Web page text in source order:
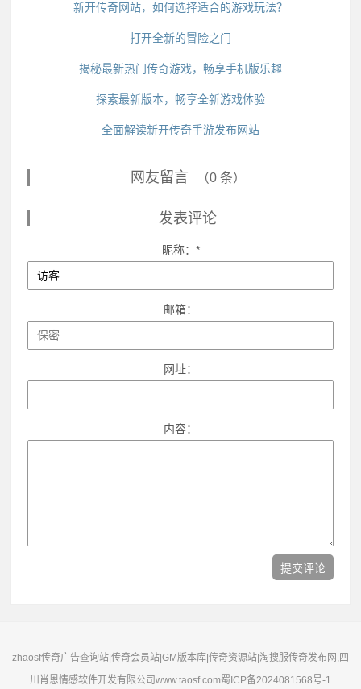
新开传奇网站，如何选择适合的游戏玩法？
打开全新的冒险之门
揭秘最新热门传奇游戏，畅享手机版乐趣
探索最新版本，畅享全新游戏体验
全面解读新开传奇手游发布网站
网友留言 （0 条）
发表评论
昵称：*
邮箱：
网址：
内容：
zhaosf传奇广告查询站|传奇会员站|GM版本库|传奇资源站|淘搜服传奇发布网,四
川肖恩情感软件开发有限公司www.taosf.com蜀ICP备2024081568号-1